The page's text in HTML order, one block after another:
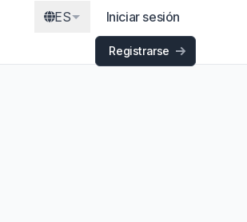
ES Iniciar sesión
Registrarse